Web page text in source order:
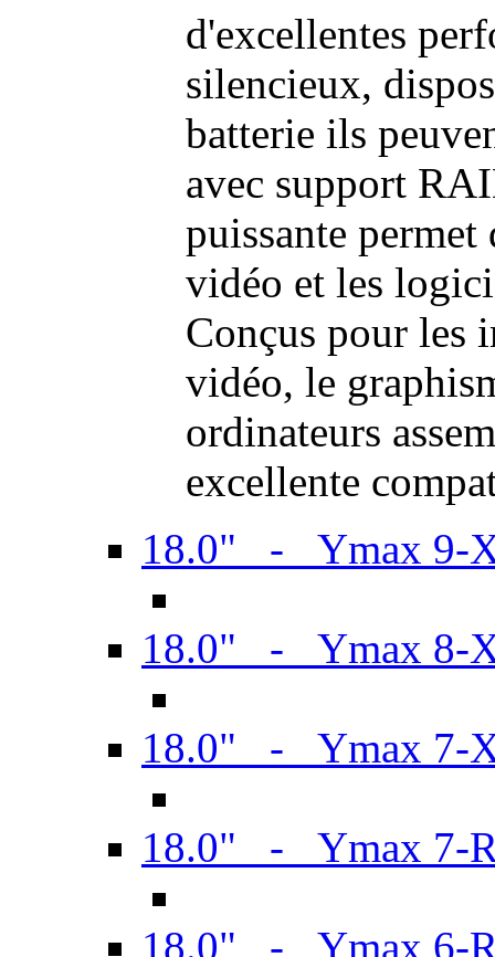
d'excellentes
silencieux,
batterie ils
avec support
puissante permet
vidéo et les
Conçus pour les
vidéo, le
ordinateurs
excellente
18.0" - Ymax 9-
18.0" - Ymax 8-
18.0" - Ymax 7-
18.0" - Ymax 7-
18.0" - Ymax 6-